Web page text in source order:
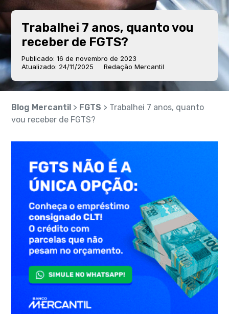
Trabalhei 7 anos, quanto vou
receber de FGTS?
Publicado: 16 de novembro de 2023
Atualizado: 24/11/2025
Redação Mercantil
Blog Mercantil > FGTS > Trabalhei 7 anos, quanto
vou receber de FGTS?